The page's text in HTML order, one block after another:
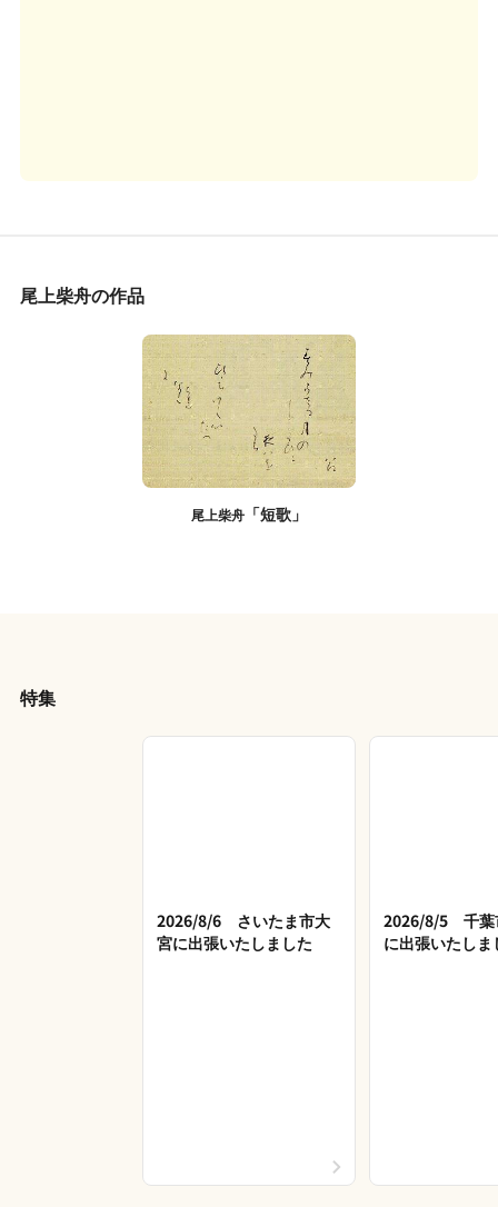
尾上柴舟の作品
尾上柴舟 「短歌」
特集
2026/8/6 さいたま市大
宮に出張いたしました
2026/8/5 千葉
に出張いたしま